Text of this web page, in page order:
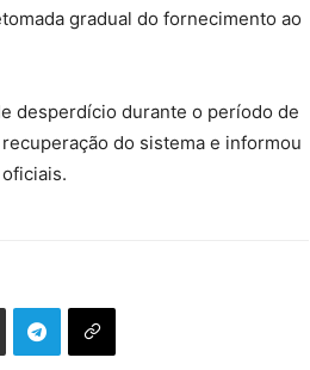
gradual do fornecimento ao
desperdício durante o período de
do sistema e informou